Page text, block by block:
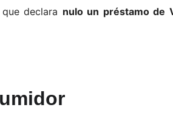
que declara nulo un préstamo de